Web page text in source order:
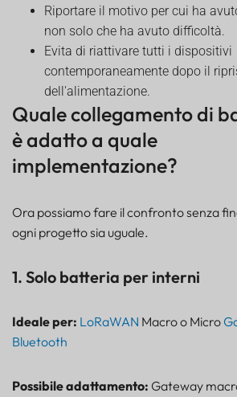
Riportare il motivo per cui ha
non solo che ha avuto difficoltà.
Evita di riattivare tutti i dispositivi
contemporaneamente dopo il
dell'alimentazione.
Quale collegamento di
è adatto a quale
implementazione?
Ora possiamo fare il confronto senza
ogni progetto sia uguale.
1. Solo batteria per interni
Ideale per: LoRaWAN Macro o Micro
Bluetooth
Possibile adattamento: Gateway